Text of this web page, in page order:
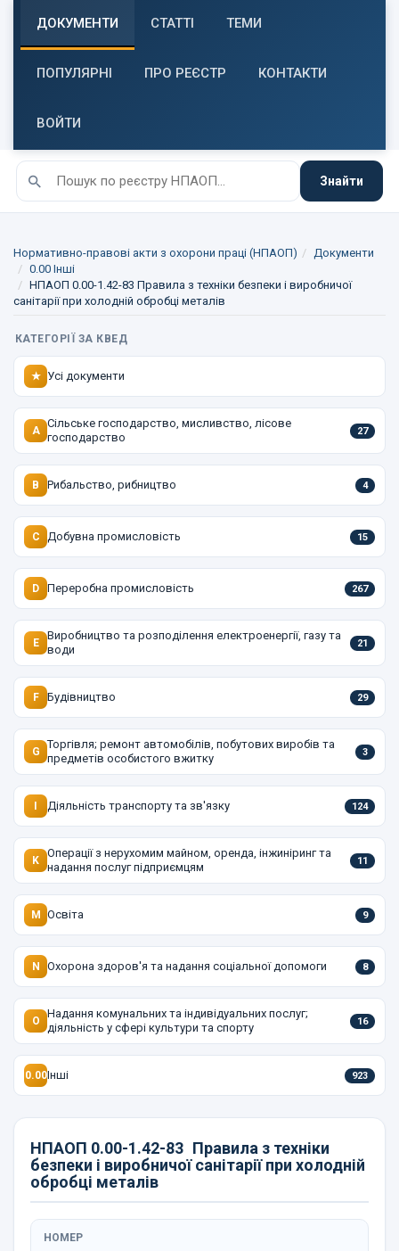
ДОКУМЕНТИ СТАТТІ ТЕМИ
ПОПУЛЯРНІ ПРО РЕЄСТР КОНТАКТИ
ВОЙТИ
Знайти
Нормативно-правові акти з охорони праці (НПАОП)
Документи
0.00 Інші
НПАОП 0.00-1.42-83 Правила з техніки безпеки і виробничої
санітарії при холодній обробці металів
КАТЕГОРІЇ ЗА КВЕД
★ Усі документи
A
Сільське господарство, мисливство, лісове
господарство
27
B Рибальство, рибництво 4
C Добувна промисловість 15
D Переробна промисловість 267
E
Виробництво та розподілення електроенергії, газу та
води
21
F Будівництво 29
G
Торгівля; ремонт автомобілів, побутових виробів та
предметів особистого вжитку
3
I Діяльність транспорту та зв'язку 124
K
Операції з нерухомим майном, оренда, інжиніринг та
надання послуг підприємцям
11
M Освіта 9
N Охорона здоров'я та надання соціальної допомоги 8
O
Надання комунальних та індивідуальних послуг;
діяльність у сфері культури та спорту
16
0.00Інші 923
НПАОП 0.00-1.42-83 Правила з техніки
безпеки і виробничої санітарії при холодній
обробці металів
НОМЕР